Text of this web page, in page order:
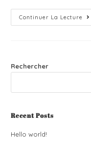
Continuer La Lecture
Rechercher
Recent Posts
Hello world!